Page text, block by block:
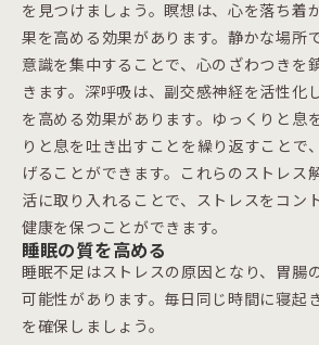
を見つけましょう。瞑想は、心を落ち着
果を高める効果があります。静かな場所
意識を集中することで、心のざわつきを
きます。深呼吸は、副交感神経を活性化
を高める効果があります。ゆっくりと息
りと息を吐き出すことを繰り返すことで
げることができます。これらのストレス
活に取り入れることで、ストレスをコン
健康を保つことができます。
睡眠の質を高める
睡眠不足はストレスの原因となり、胃腸
可能性があります。毎日同じ時間に寝起
を確保しましょう。